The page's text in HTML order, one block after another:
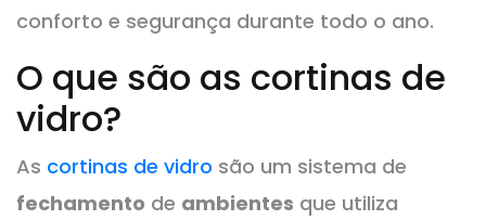
conforto e segurança durante todo o ano.
O que são as cortinas de
vidro?
As cortinas de vidro são um sistema de
fechamento de ambientes que utiliza